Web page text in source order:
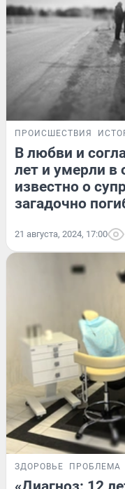
ПРОИСШЕСТВИЯ
В любви и
лет и умерли в
известно о
загадочно
21 августа, 2024, 17:00
ЗДОРОВЬЕ ПРОБЛЕМА